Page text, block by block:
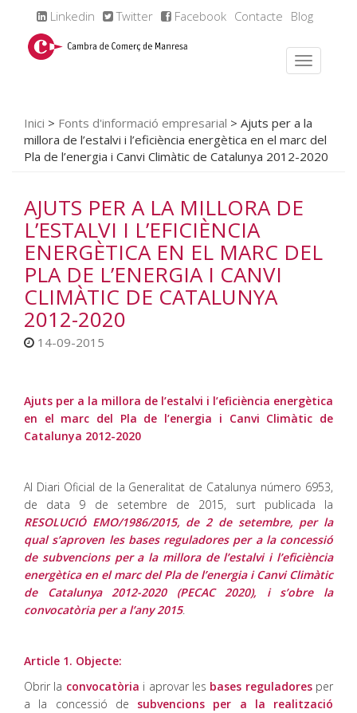
Linkedin Twitter Facebook Contacte Blog
Inici > Fonts d'informació empresarial > Ajuts per a la
millora de l’estalvi i l’eficiència energètica en el marc del
Pla de l’energia i Canvi Climàtic de Catalunya 2012-2020
AJUTS PER A LA MILLORA DE
L’ESTALVI I L’EFICIÈNCIA
ENERGÈTICA EN EL MARC DEL
PLA DE L’ENERGIA I CANVI
CLIMÀTIC DE CATALUNYA
2012-2020
14-09-2015
Ajuts per a la millora de l’estalvi i l’eficiència energètica
en el marc del Pla de l’energia i Canvi Climàtic de
Catalunya 2012-2020
Al Diari Oficial de la Generalitat de Catalunya número 6953,
de data 9 de setembre de 2015, surt publicada la
RESOLUCIÓ EMO/1986/2015, de 2 de setembre, per la
qual s’aproven les bases reguladores per a la concessió
de subvencions per a la millora de l’estalvi i l’eficiència
energètica en el marc del Pla de l’energia i Canvi Climàtic
de Catalunya 2012-2020 (PECAC 2020), i s’obre la
convocatòria per a l’any 2015.
Article 1. Objecte:
Obrir la convocatòria i aprovar les bases reguladoresper
a la concessió de subvencions per a la realització